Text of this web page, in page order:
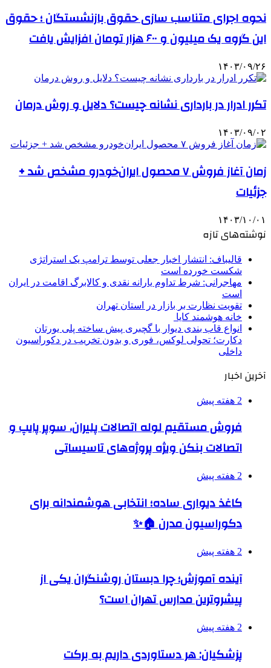
نحوه اجرای متناسب سازی حقوق بازنشستگان ؛ حقوق
این گروه یک میلیون و ۶۰۰ هزار تومان افزایش یافت
۱۴۰۳/۰۹/۲۶
تکرر ادرار در بارداری نشانه چیست؟ دلایل و روش درمان
۱۴۰۳/۰۹/۰۲
زمان آغاز فروش ۷ محصول ایران‌خودرو مشخص شد +
جزئیات
۱۴۰۳/۱۰/۰۱
نوشته‌های تازه
قالیباف: انتشار اخبار جعلی توسط ترامپ یک استراتژی
شکست خورده است
مهاجرانی: شرط تداوم یارانه نقدی و کالابرگ اقامت در ایران
است
تقویت نظارت بر بازار در استان تهران
خانه هوشمند کایا
انواع قاب بندی دیوار با گچبری پیش ساخته پلی یورتان
دکارت؛ تحولی لوکس، فوری و بدون تخریب در دکوراسیون
داخلی
آخرین اخبار
2 هفته پیش
فروش مستقیم لوله اتصالات پلیران، سوپر پایپ و
اتصالات بنکن ویژه پروژه‌های تاسیساتی
2 هفته پیش
کاغذ دیواری ساده؛ انتخابی هوشمندانه برای
دکوراسیون مدرن 🏠✨
2 هفته پیش
آینده آموزش؛ چرا دبستان روشنگران یکی از
پیشروترین مدارس تهران است؟
2 هفته پیش
پزشکیان: هر دستاوردی داریم به برکت